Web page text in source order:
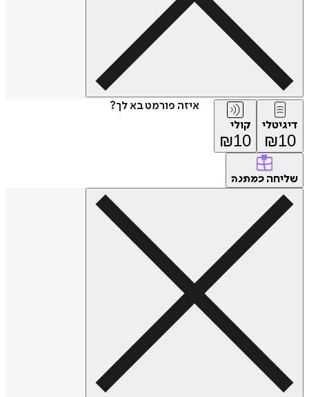
איזה פורמט בא לך?
דיגיטלי
₪10
קולי
₪10
שליחה כמתנה